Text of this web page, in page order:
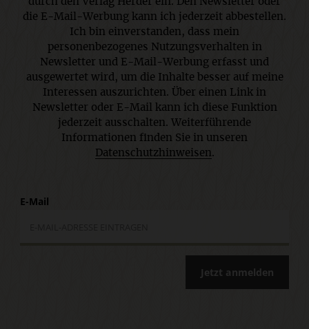
die E-Mail-Werbung kann ich jederzeit abbestellen.
Ich bin einverstanden, dass mein
personenbezogenes Nutzungsverhalten in
Newsletter und E-Mail-Werbung erfasst und
ausgewertet wird, um die Inhalte besser auf meine
Interessen auszurichten. Über einen Link in
Newsletter oder E-Mail kann ich diese Funktion
jederzeit ausschalten. Weiterführende
Informationen finden Sie in unseren
Datenschutzhinweisen .
E-Mail
Jetzt anmelden